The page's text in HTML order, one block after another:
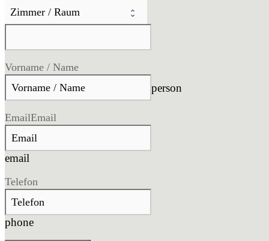
Vorname / Name
person
EmailEmail
email
Telefon
phone